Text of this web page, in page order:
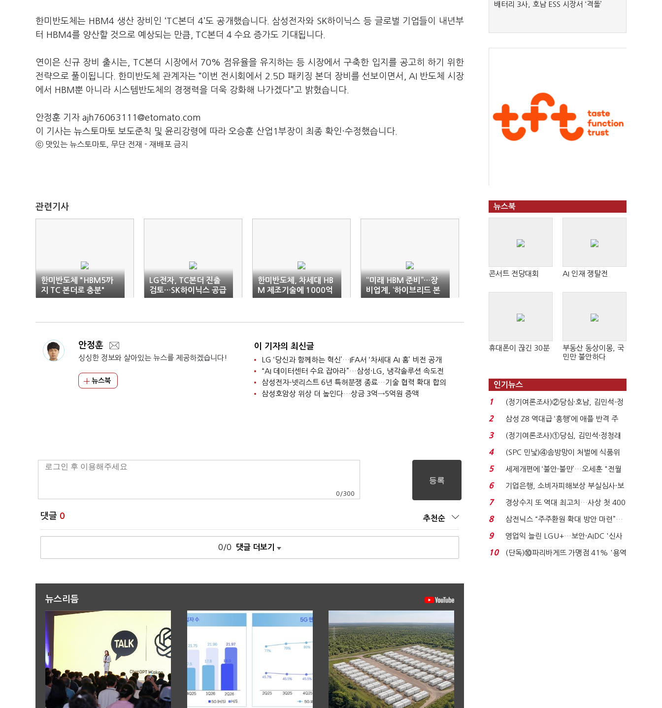
한미반도체는 HBM4 생산 장비인 ‘TC본더 4’도 공개했습니다. 삼성전자와 SK하이닉스 등 글로벌 기업들이 내년부
터 HBM4를 양산할 것으로 예상되는 만큼, TC본더 4 수요 증가도 기대됩니다.
연이은 신규 장비 출시는, TC본더 시장에서 70% 점유율을 유지하는 등 시장에서 구축한 입지를 공고히 하기 위한
전략으로 풀이됩니다. 한미반도체 관계자는 “이번 전시회에서 2.5D 패키징 본더 장비를 선보이면서, AI 반도체 시장
에서 HBM뿐 아니라 시스템반도체의 경쟁력을 더욱 강화해 나가겠다”고 밝혔습니다.
안정훈 기자 ajh76063111@etomato.com
이 기사는 뉴스토마토 보도준칙 및 윤리강령에 따라 오승훈 산업1부장이 최종 확인·수정했습니다.
ⓒ 맛있는 뉴스토마토, 무단 전재 - 재배포 금지
관련기사
한미반도체 "HBM5까
지 TC 본더로 충분"
LG전자, TC본더 진출
검토…SK하이닉스 공급
망 확대 ‘방긋’
한미반도체, 차세대 HB
M 제조기술에 1000억
투자
“미래 HBM 준비”…장
비업계, ‘하이브리드 본
더’ 개발 가속
안정훈
싱싱한 정보와 살아있는 뉴스를 제공하겠습니다!
뉴스북
이 기자의 최신글
LG ‘당신과 함께하는 혁신’…IFA서 ‘차세대 AI 홈’ 비전 공개
“AI 데이터센터 수요 잡아라”…삼성·LG, 냉각솔루션 속도전
삼성전자-넷리스트 6년 특허분쟁 종료…기술 협력 확대 합의
삼성호암상 위상 더 높인다…상금 3억→5억원 증액
0 /300
댓글 0 추천순
0/0 댓글 더보기
뉴스리듬
배터리 3사, 호남 ESS 시장서 ‘격돌’
뉴스북
콘서트 전당대회 AI 인재 쟁탈전
휴대폰이 끊긴 30분
부동산 동상이몽, 국
민만 불안하다
인기뉴스
1
(정기여론조사)②당심·호남, 김민석-정
청래 '초접전'...
2
삼성 Z8 역대급 ‘흥행’에 애플 반격 주
목…9월 ‘폴...
3
(정기여론조사)①당심, 김민석·정청래
'초접전'…대통령 ...
4
(SPC 민낯)④솜방망이 처벌에 식품위
생법 위반 반복...
5
세제개편에 ‘불안·불만’…오세훈 "전월
세 구하기 더 ...
6
기업은행, 소비자피해보상 부실심사·보
이스피싱 공시 ...
7
경상수지 또 역대 최고치…사상 첫 400
억달러에 '3% 성...
8
삼전닉스 “주주환원 확대 방안 마련”…
로이터에 성명...
9
영업익 늘린 LGU+…보안·AIDC '신사
업 드라이브'...
10
(단독)⑩파리바게뜨 가맹점 41% '용역